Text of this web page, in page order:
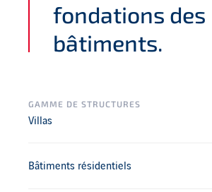
fondations des
bâtiments.
GAMME DE STRUCTURES
Villas
Bâtiments résidentiels